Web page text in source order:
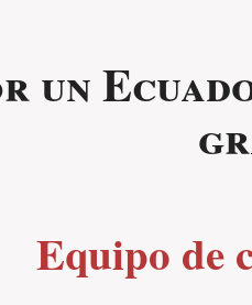
un
Equipo de